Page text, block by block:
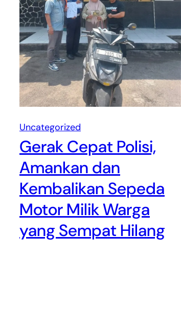
Uncategorized
Gerak Cepat Polisi,
Amankan dan
Kembalikan Sepeda
Motor Milik Warga
yang Sempat Hilang